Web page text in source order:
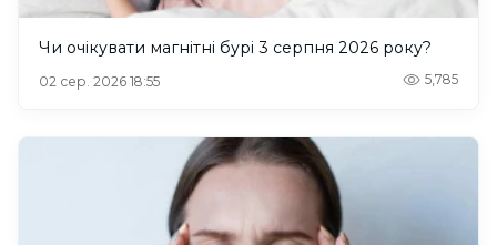
Чи очікувати магнітні бурі 3 серпня 2026 року?
02 сер. 2026 18:55 5,785